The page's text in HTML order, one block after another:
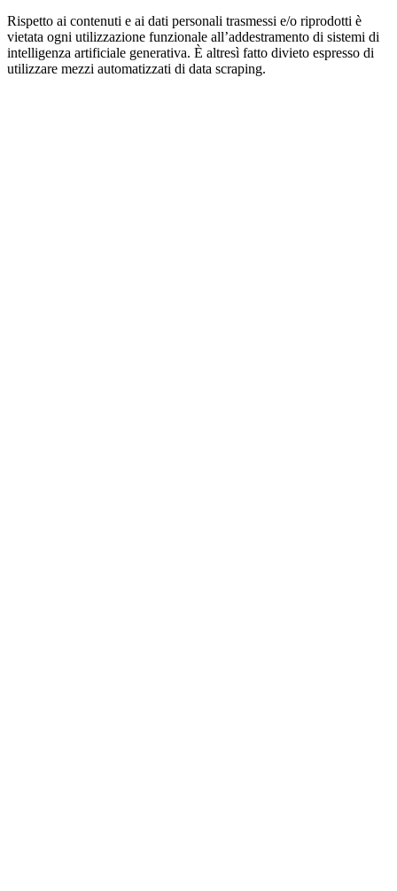
Rispetto ai contenuti e ai dati personali trasmessi e/o riprodotti è
vietata ogni utilizzazione funzionale all’addestramento di sistemi di
intelligenza artificiale generativa. È altresì fatto divieto espresso di
utilizzare mezzi automatizzati di data scraping.